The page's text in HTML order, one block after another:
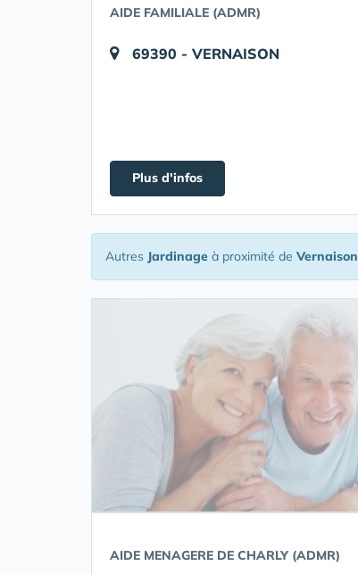
AIDE FAMILIALE (ADMR)
69390 - VERNAISON
Plus d'infos
Autres Jardinage à proximité de Vernaison
AIDE MENAGERE DE CHARLY (ADMR)